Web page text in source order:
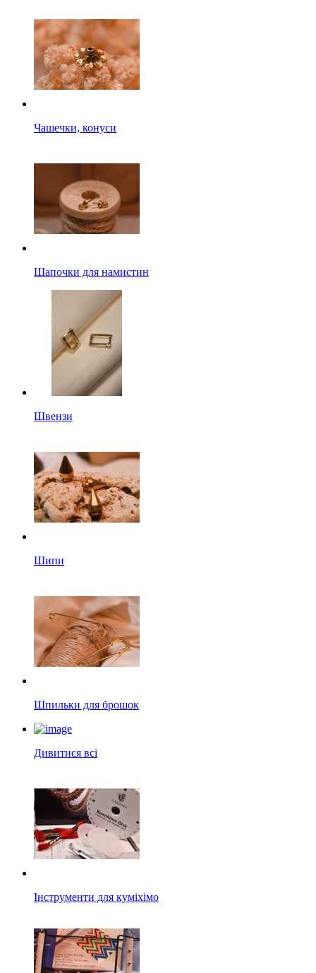
Чашечки, конуси
Шапочки для намистин
Швензи
Шипи
Шпильки для брошок
Дивитися всі
Інструменти для куміхімо